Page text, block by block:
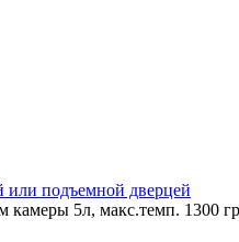
или подъемной дверцей
камеры 5л, макс.темп. 1300